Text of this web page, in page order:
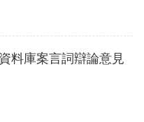
料庫案言詞辯論意見